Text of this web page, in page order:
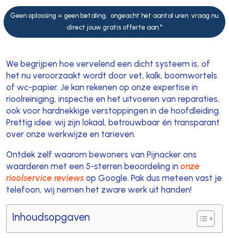
Geen oplossing = geen betaling, ongeacht het aantal uren. vraag nu
direct jouw gratis offerte aan."
We begrijpen hoe vervelend een dicht systeem is, of
het nu veroorzaakt wordt door vet, kalk, boomwortels
of wc-papier. Je kan rekenen op onze expertise in
rioolreiniging, inspectie en het uitvoeren van reparaties,
ook voor hardnekkige verstoppingen in de hoofdleiding.
Prettig idee: wij zijn lokaal, betrouwbaar én transparant
over onze werkwijze en tarieven.
Ontdek zelf waarom bewoners van Pijnacker ons
waarderen met een 5-sterren beoordeling in onze
rioolservice reviewsop Google. Pak dus meteen vast je
telefoon, wij nemen het zware werk uit handen!
Inhoudsopgaven